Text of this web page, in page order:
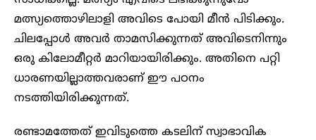
മത്സ്യത്തൊഴിലാളി അവിടെ പോയി മീൻ പിടിക്കും.
ചിലപ്പോൾ അവർ താമസിക്കുന്നത് അവിടെനിന്നും
ഒരു കിലോമീറ്റർ മാറിയായിരിക്കും. അതിനെ പറ്റി
ധാരണയില്ലാത്തവരാണ് ഈ പഠനം
നടത്തിയിരിക്കുന്നത്.
രണ്ടാമത്തേത് ഇവിടുത്തെ കടലിന് സ്വാഭാവിക